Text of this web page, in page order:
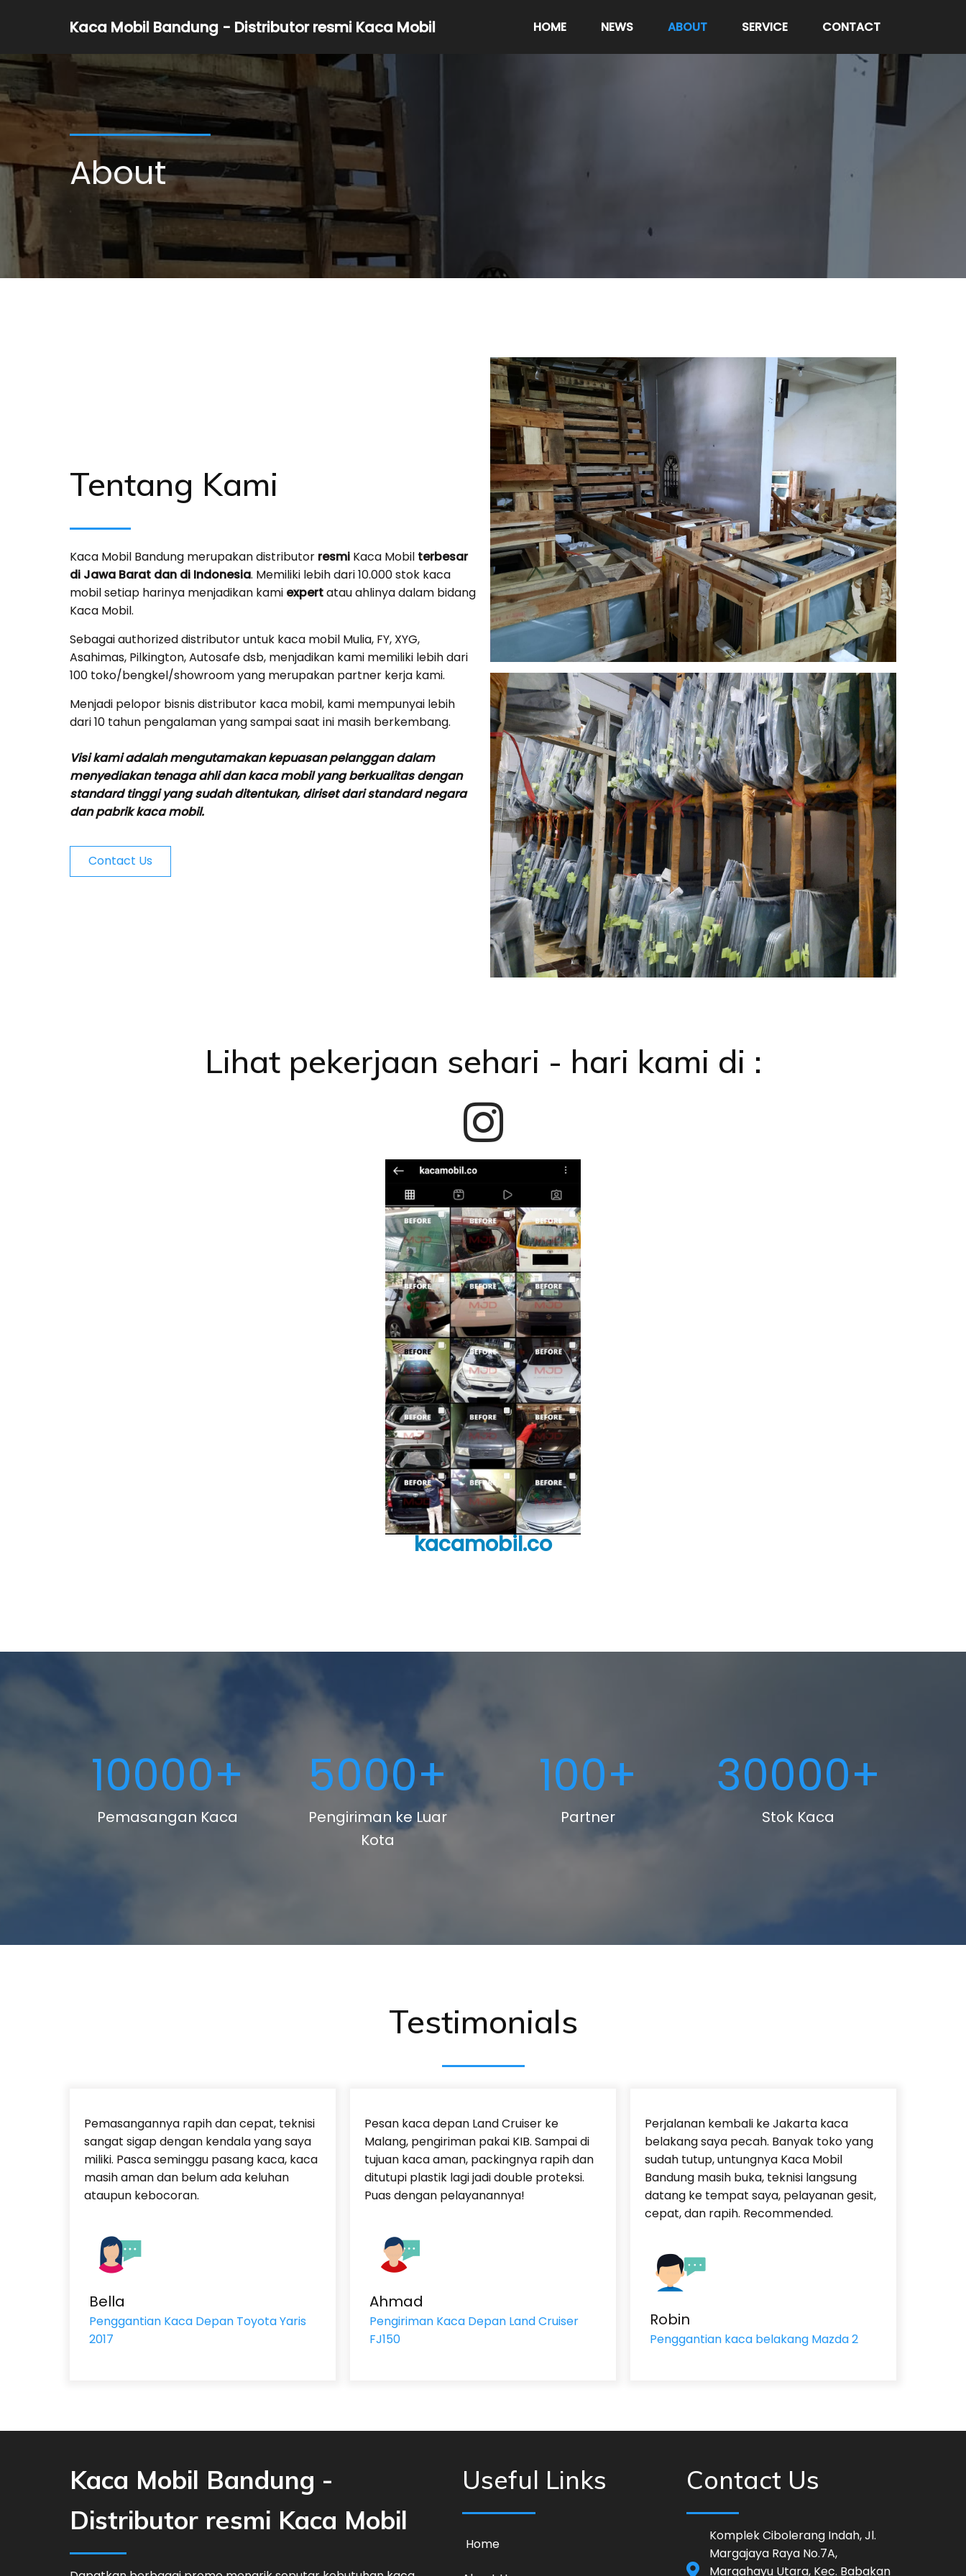
Kaca Mobil Bandung - Distributor resmi Kaca Mobil HOME NEWS ABOUT SERVICE CONTACT
About
Tentang Kami
Kaca Mobil Bandung merupakan distributor resmi Kaca Mobil terbesar
di Jawa Barat dan di Indonesia. Memiliki lebih dari 10.000 stok kaca
mobil setiap harinya menjadikan kami expertatau ahlinya dalam bidang
Kaca Mobil.
Sebagai authorized distributor untuk kaca mobil Mulia, FY, XYG,
Asahimas, Pilkington, Autosafe dsb, menjadikan kami memiliki lebih dari
100 toko/bengkel/showroom yang merupakan partner kerja kami.
Menjadi pelopor bisnis distributor kaca mobil, kami mempunyai lebih
dari 10 tahun pengalaman yang sampai saat ini masih berkembang.
Visi kami adalah mengutamakan kepuasan pelanggan dalam
menyediakan tenaga ahli dan kaca mobil yang berkualitas dengan
standard tinggi yang sudah ditentukan, diriset dari standard negara
dan pabrik kaca mobil.
Contact Us
Lihat pekerjaan sehari - hari kami di :
kacamobil.co
10000+
Pemasangan Kaca
5000+
Pengiriman ke Luar
Kota
100+
Partner
30000+
Stok Kaca
Testimonials
Pemasangannya rapih dan cepat, teknisi
sangat sigap dengan kendala yang saya
miliki. Pasca seminggu pasang kaca, kaca
masih aman dan belum ada keluhan
ataupun kebocoran.
Bella
Penggantian Kaca Depan Toyota Yaris
2017
Pesan kaca depan Land Cruiser ke
Malang, pengiriman pakai KIB. Sampai di
tujuan kaca aman, packingnya rapih dan
ditutupi plastik lagi jadi double proteksi.
Puas dengan pelayanannya!
Ahmad
Pengiriman Kaca Depan Land Cruiser
FJ150
Perjalanan kembali ke Jakarta kaca
belakang saya pecah. Banyak toko yang
sudah tutup, untungnya Kaca Mobil
Bandung masih buka, teknisi langsung
datang ke tempat saya, pelayanan gesit,
cepat, dan rapih. Recommended.
Robin
Penggantian kaca belakang Mazda 2
Kaca Mobil Bandung -
Distributor resmi Kaca Mobil
Useful Links
Home
Contact Us
Komplek Cibolerang Indah, Jl.
Margajaya Raya No.7A,
Margahayu Utara, Kec. Babakan